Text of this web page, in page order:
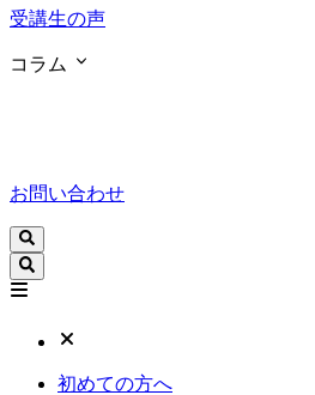
受講生の声
コラム
お問い合わせ
初めての方へ